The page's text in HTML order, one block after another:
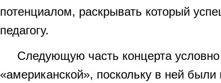
потенциалом, раскрывать который
педагогу.
Следующую часть концерта условно
«американской», поскольку в ней были